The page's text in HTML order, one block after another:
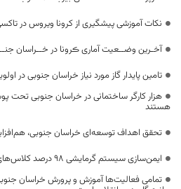
نکات آموزشی پیشگیری از کرونا ویروس در
آخـرین وضــعیت آماری ڪرونا در خــراسان
تامین پایدار گاز مورد نیاز خراسان جنوبی در
هزار کارگر ساختمانی در خراسان جنوبی تحت
هستند
تحقق اهداف توسعه‌ای خراسان جنوبی،
ایمن‌سازی سیستم گرمایشی ۹۸ درصد کلاس‌های درس خراسان جنوبی
تمامی فعالیت‌ها آموزش و پرورش خراسان